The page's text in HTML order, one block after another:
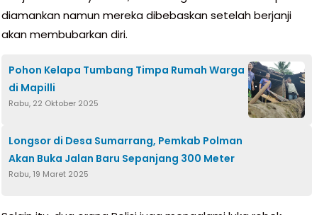
diamankan namun mereka dibebaskan setelah berjanji
akan membubarkan diri.
Pohon Kelapa Tumbang Timpa Rumah Warga
di Mapilli
Rabu, 22 Oktober 2025
Longsor di Desa Sumarrang, Pemkab Polman
Akan Buka Jalan Baru Sepanjang 300 Meter
Rabu, 19 Maret 2025